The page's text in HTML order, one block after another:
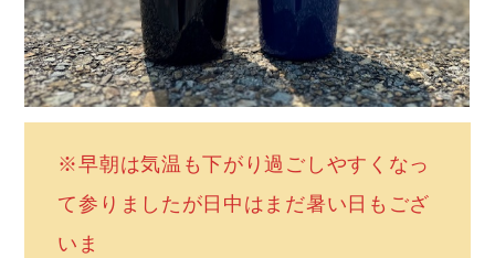
※早朝は気温も下がり過ごしやすくなっ
て参りましたが日中はまだ暑い日もござ
いま